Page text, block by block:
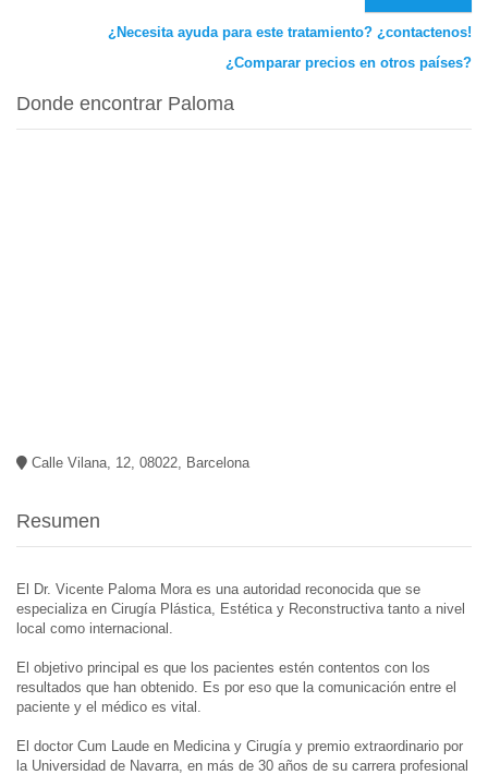
¿Necesita ayuda para este tratamiento? ¿contactenos!
¿Comparar precios en otros países?
Donde encontrar Paloma
Calle Vilana, 12, 08022, Barcelona
Resumen
El Dr. Vicente Paloma Mora es una autoridad reconocida que se
especializa en Cirugía Plástica, Estética y Reconstructiva tanto a nivel
local como internacional.
El objetivo principal es que los pacientes estén contentos con los
resultados que han obtenido. Es por eso que la comunicación entre el
paciente y el médico es vital.
El doctor Cum Laude en Medicina y Cirugía y premio extraordinario por
la Universidad de Navarra, en más de 30 años de su carrera profesional